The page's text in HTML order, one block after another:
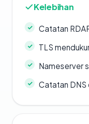
Kelebihan
Catatan
TLS
Nameserver
Catatan DNS